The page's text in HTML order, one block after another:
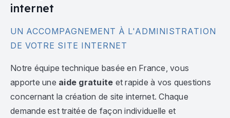
internet
UN ACCOMPAGNEMENT À L'ADMINISTRATION
DE VOTRE SITE INTERNET
Notre équipe technique basée en France, vous
apporte une aide gratuite et rapide à vos questions
concernant la création de site internet. Chaque
demande est traitée de façon individuelle et